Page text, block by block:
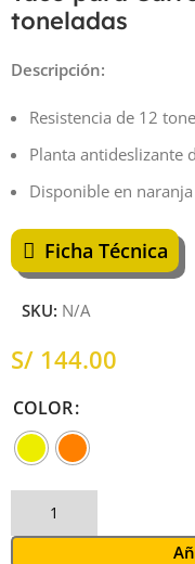
toneladas
Descripción:
Resistencia de 12
Planta antideslizante
Disponible en
Ficha Técnica
SKU: N/A
S/
COLOR